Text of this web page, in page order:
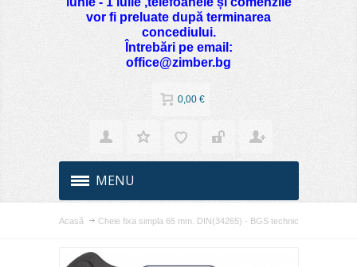
vor fi preluate după terminarea
concediului.
Întrebări pe email:
office@zimber.bg
0,00 €
MENU
Acasă Cheie fixa simpla 65 mm. DIN(34265) - BGS technic